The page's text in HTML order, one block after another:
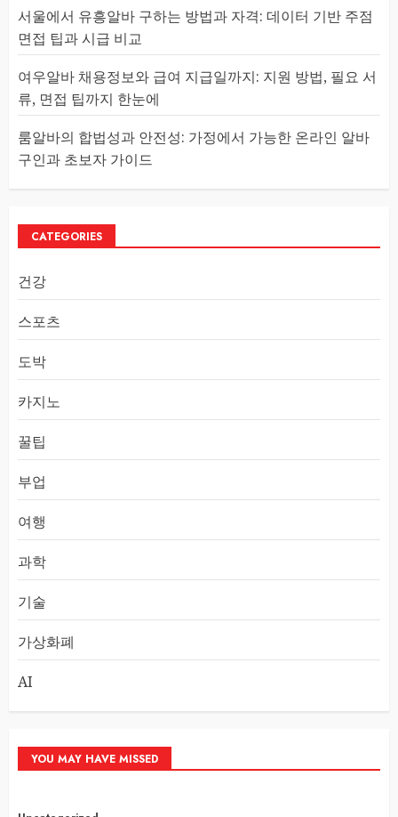
서울에서 유흥알바 구하는 방법과 자격: 데이터 기반 주점
면접 팁과 시급 비교
여우알바 채용정보와 급여 지급일까지: 지원 방법, 필요 서
류, 면접 팁까지 한눈에
룸알바의 합법성과 안전성: 가정에서 가능한 온라인 알바
구인과 초보자 가이드
CATEGORIES
건강
스포츠
도박
카지노
꿀팁
부업
여행
과학
기술
가상화폐
AI
YOU MAY HAVE MISSED